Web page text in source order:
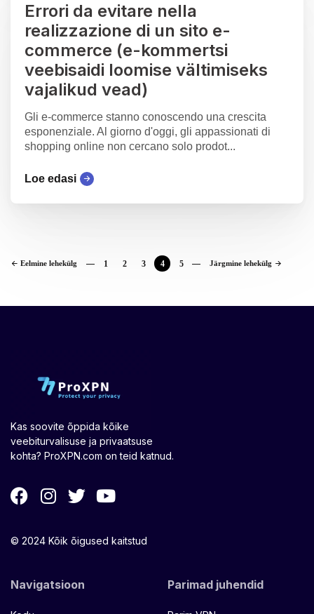
Errori da evitare nella
realizzazione di un sito e-
commerce (e-kommertsi
veebisaidi loomise vältimiseks
vajalikud vead)
Gli e-commerce stanno conoscendo una crescita
esponenziale. Al giorno d'oggi, gli appassionati di
shopping online non cercano solo prodot...
Loe edasi
Eelmine lehekülg 1 2 3 4 5 Järgmine lehekülg
Kas soovite õppida kõike
veebiturvalisuse ja privaatsuse
kohta? ProXPN.com on teid katnud.
© 2024 Kõik õigused kaitstud
Navigatsioon Parimad juhendid